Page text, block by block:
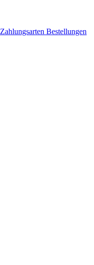
Zahlungsarten Bestellungen